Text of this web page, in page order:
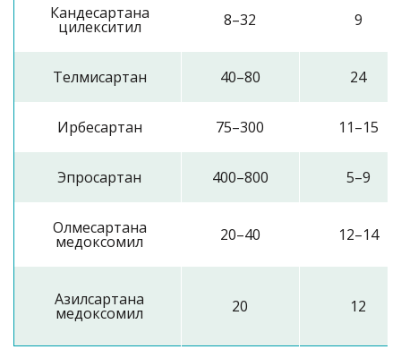
Кандесартана
цилекситил 8–32 9
Телмисартан 40–80 24
Ирбесартан 75–300 11–15
Эпросартан 400–800 5–9
Олмесартана
медоксомил 20–40 12–14
Азилсартана
медоксомил 20 12